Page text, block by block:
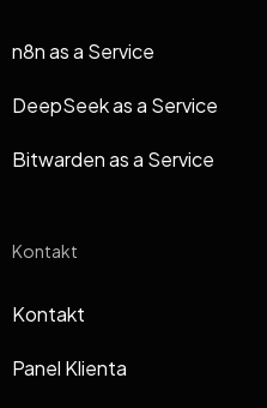
n8n as a Service
DeepSeek as a Service
Bitwarden as a Service
Kontakt
Kontakt
Panel Klienta